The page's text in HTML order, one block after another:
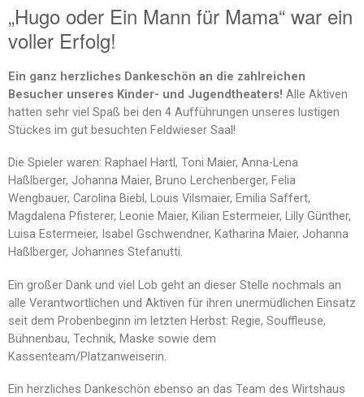
„Hugo oder Ein Mann für Mama“ war ein
voller Erfolg!
Ein ganz herzliches Dankeschön an die zahlreichen
Besucher unseres Kinder- und Jugendtheaters! Alle Aktiven
hatten sehr viel Spaß bei den 4 Aufführungen unseres lustigen
Stückes im gut besuchten Feldwieser Saal!
Die Spieler waren: Raphael Hartl, Toni Maier, Anna-Lena
Haßlberger, Johanna Maier, Bruno Lerchenberger, Felia
Wengbauer, Carolina Biebl, Louis Vilsmaier, Emilia Saffert,
Magdalena Pfisterer, Leonie Maier, Kilian Estermeier, Lilly Günther,
Luisa Estermeier, Isabel Gschwendner, Katharina Maier, Johanna
Haßlberger, Johannes Stefanutti.
Ein großer Dank und viel Lob geht an dieser Stelle nochmals an
alle Verantwortlichen und Aktiven für ihren unermüdlichen Einsatz
seit dem Probenbeginn im letzten Herbst: Regie, Souffleuse,
Bühnenbau, Technik, Maske sowie dem
Kassenteam/Platzanweiserin.
Ein herzliches Dankeschön ebenso an das Team des Wirtshaus